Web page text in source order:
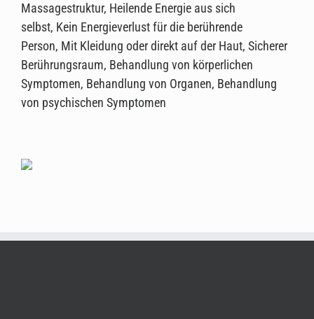
Massagestruktur, Heilende Energie aus sich
selbst, Kein Energieverlust für die berührende
Person, Mit Kleidung oder direkt auf der Haut, Sicherer
Berührungsraum, Behandlung von körperlichen
Symptomen, Behandlung von Organen, Behandlung
von psychischen Symptomen